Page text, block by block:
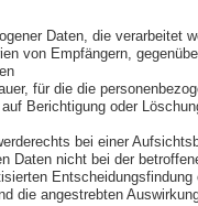
Daten, die verarbeitet
von Empfängern,
für die die
Berichtigung oder
bei einer
Daten nicht bei der
die angestrebten